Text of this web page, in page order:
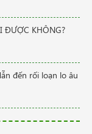
ĐƯỢC KHÔNG?
đến rối loạn lo âu